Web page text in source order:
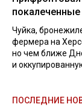
Чуйка,
фермера на
но чем ближе
и
ПОСЛЕДНИЕ